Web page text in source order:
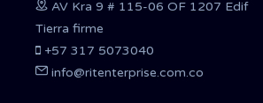
AV Kra 9 # 115-06 OF 1207 Edif
Tierra firme
+57 317 5073040
info@ritenterprise.com.co